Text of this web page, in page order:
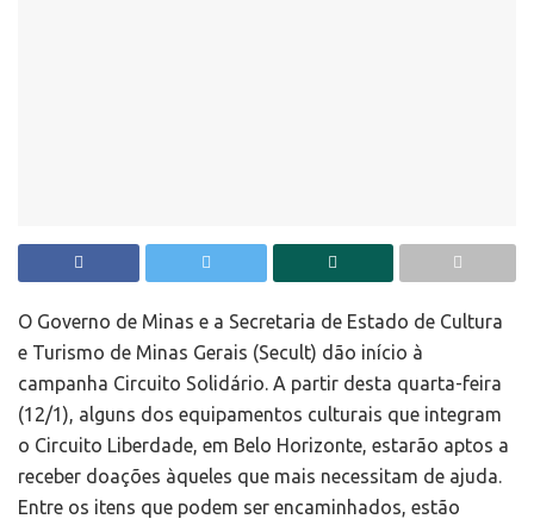
O Governo de Minas e a Secretaria de Estado de Cultura
e Turismo de Minas Gerais (Secult) dão início à
campanha Circuito Solidário. A partir desta quarta-feira
(12/1), alguns dos equipamentos culturais que integram
o Circuito Liberdade, em Belo Horizonte, estarão aptos a
receber doações àqueles que mais necessitam de ajuda.
Entre os itens que podem ser encaminhados, estão